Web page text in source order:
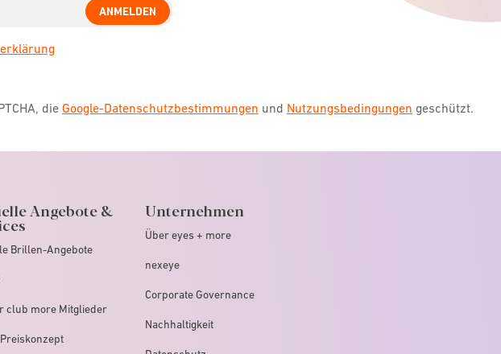
ANMELDEN
die Google-Datenschutzbestimmungen und Nutzungsbedingungen geschützt.
Angebote &
Brillen-Angebote
club more Mitglieder
Unternehmen
Über eyes + more
nexeye
Corporate Governance
Nachhaltigkeit